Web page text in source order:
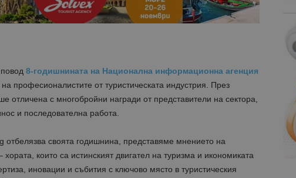
8-годишнината на Национална информационна агенция
професионалистите от туристическата индустрия. През
отличена с многобройни награди от представители на сектора,
и последователна работа.
отбелязва своята годишнина, представяме мнението на
които са истинският двигател на туризма и икономиката
иновации и събития с ключово място в туристическия